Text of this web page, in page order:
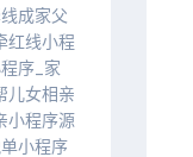
成家父
红线小程
序_家
儿女相亲
小程序源
小程序